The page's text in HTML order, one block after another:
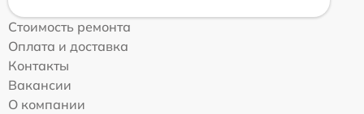
Стоимость ремонта
Оплата и доставка
Контакты
Вакансии
О компании